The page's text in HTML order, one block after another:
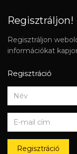
Regisztráljon!
Regisztráljon
információkat
Regisztráció
Regisztráció